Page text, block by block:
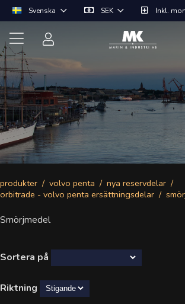
Svenska SEK Inkl.
produkter volvo penta
nya reservdelar
orbitrade - volvo penta ersättningsdelar
Smörjmedel
Sortera på
Riktning